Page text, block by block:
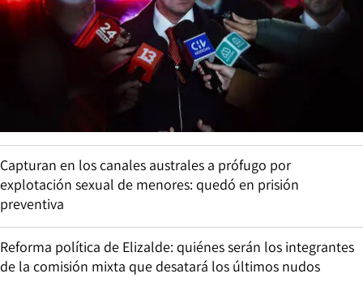
Capturan en los canales australes a prófugo por
explotación sexual de menores: quedó en prisión
preventiva
Reforma política de Elizalde: quiénes serán los integrantes
de la comisión mixta que desatará los últimos nudos